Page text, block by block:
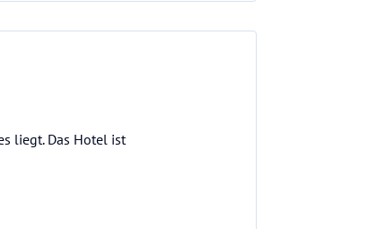
liegt. Das Hotel ist